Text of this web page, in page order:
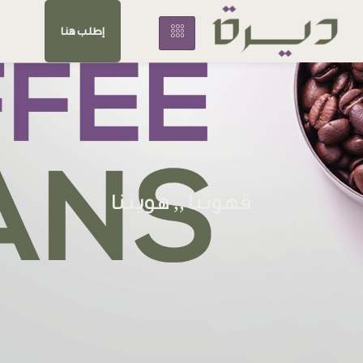
إطلب هنا
قهوتنا ,, هويتنا